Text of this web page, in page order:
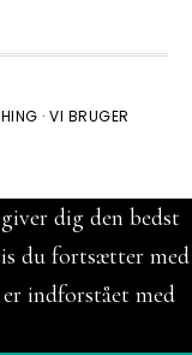
· VI BRUGER
dig den bedst
du fortsætter med
indforstået med